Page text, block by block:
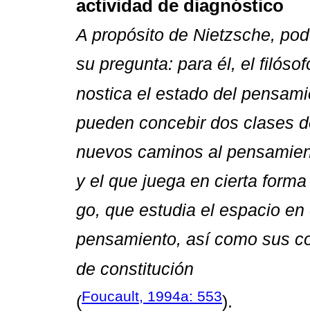
actividad de diagnóstico
A propósito de Nietzsche,
su pregunta: para él, el
nostica el estado del
pueden concebir dos clases
nuevos caminos al
y el que juega en cierta
go, que estudia el espacio
pensamiento, así como sus
de constitución
(Foucault, 1994a: 553).